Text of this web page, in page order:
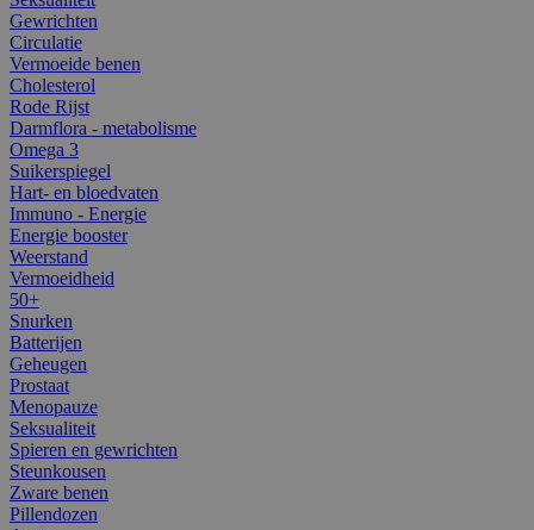
Gewrichten
Circulatie
Vermoeide benen
Cholesterol
Rode Rijst
Darmflora - metabolisme
Omega 3
Suikerspiegel
Hart- en bloedvaten
Immuno - Energie
Energie booster
Weerstand
Vermoeidheid
50+
Snurken
Batterijen
Geheugen
Prostaat
Menopauze
Seksualiteit
Spieren en gewrichten
Steunkousen
Zware benen
Pillendozen